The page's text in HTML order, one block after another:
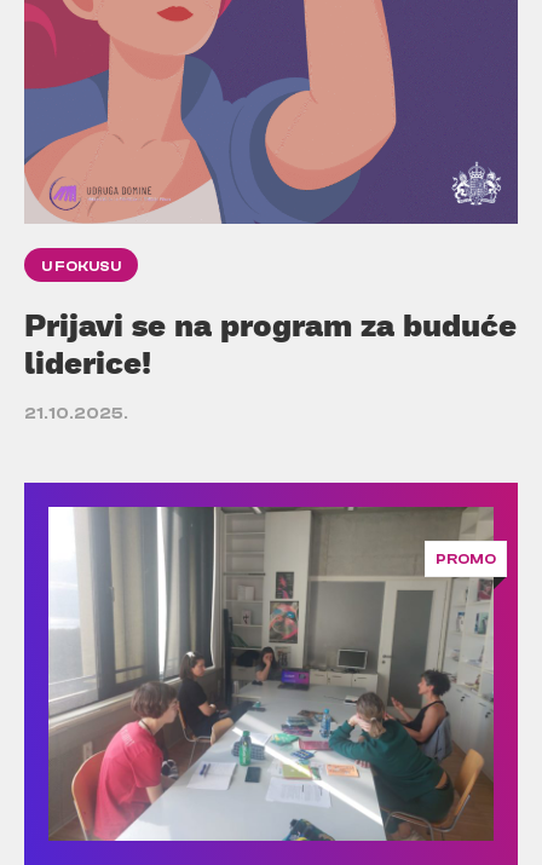
U FOKUSU
Prijavi se na program za buduće
liderice!
21.10.2025.
PROMO